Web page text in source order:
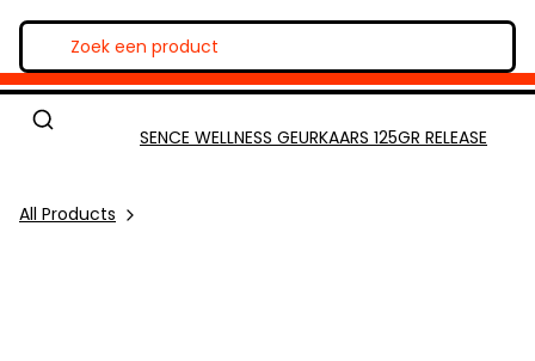
All Products
SENCE WELLNESS GEURKAARS 125GR RELEASE